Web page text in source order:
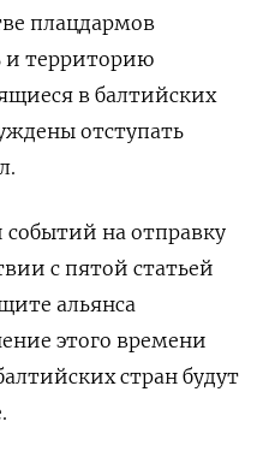
плацдармов
и территорию
в балтийских
отступать
на отправку
с пятой статьей
альянса
этого времени
стран будут